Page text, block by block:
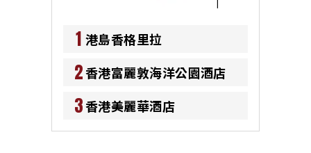
1 港島香格里拉
2香港富麗敦海洋公園酒店
3香港美麗華酒店